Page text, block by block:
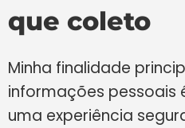
que coleto
Minha finalidade
informações pessoais
uma experiência